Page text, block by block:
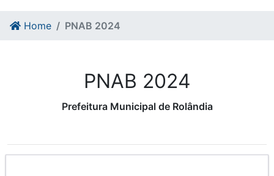
Home PNAB 2024
PNAB 2024
Prefeitura Municipal de Rolândia